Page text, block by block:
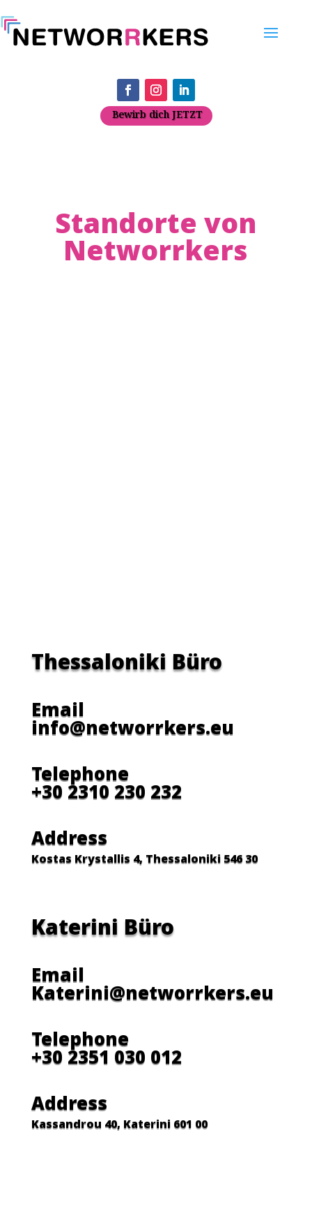
Bewirb dich JETZT
Standorte von
Networrkers
Thessaloniki Büro
Email
info@networrkers.eu
Telephone
+30 2310 230 232
Address
Kostas Krystallis 4, Thessaloniki 546 30
Katerini Büro
Email
Katerini@networrkers.eu
Telephone
+30 2351 030 012
Address
Kassandrou 40, Katerini 601 00